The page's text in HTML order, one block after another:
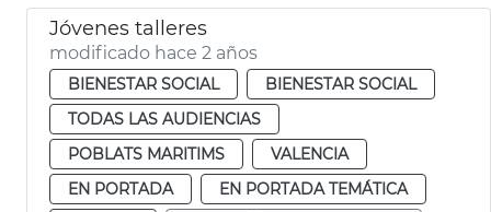
Jóvenes talleres
modificado hace 2 años
BIENESTAR SOCIAL
BIENESTAR SOCIAL
TODAS LAS AUDIENCIAS
POBLATS MARITIMS
VALENCIA
EN PORTADA
EN PORTADA TEMÁTICA